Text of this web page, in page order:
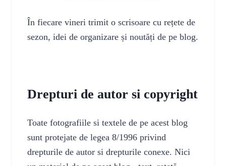
În fiecare vineri trimit o scrisoare cu rețete de
sezon, idei de organizare și noutăți de pe blog.
Drepturi de autor si copyright
Toate fotografiile si textele de pe acest blog
sunt protejate de legea 8/1996 privind
drepturile de autor si drepturile conexe. Nici